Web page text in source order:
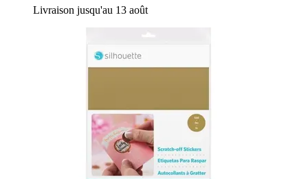
Livraison jusqu'au 13 août